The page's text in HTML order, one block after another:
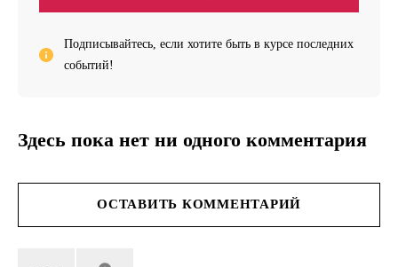
Подписывайтесь, если хотите быть в курсе последних
событий!
Здесь пока нет ни одного комментария
ОСТАВИТЬ КОММЕНТАРИЙ